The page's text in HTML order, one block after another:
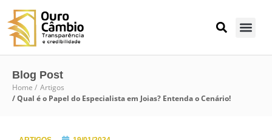
Blog Post
Home / Artigos
/ Qual é o Papel do Especialista em Joias? Entenda o Cenário!